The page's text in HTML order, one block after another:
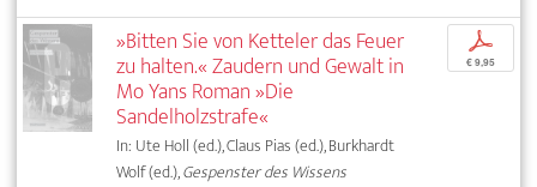
»Bitten Sie von Ketteler das Feuer
zu halten.« Zaudern und Gewalt in
Mo Yans Roman »Die
Sandelholzstrafe«
In: Ute Holl (ed.), Claus Pias (ed.), Burkhardt
Wolf (ed.),Gespenster des Wissens
p
€ 9,95